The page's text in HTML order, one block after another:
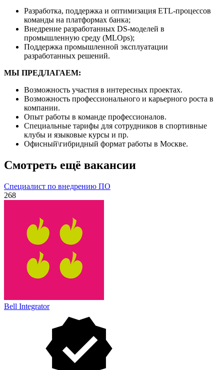
Разработка, поддержка и оптимизация ETL-процессов
команды на платформах банка;
Внедрение разработанных DS-моделей в
промышленную среду (MLOps);
Поддержка промышленной эксплуатации
разработанных решений.
МЫ ПРЕДЛАГАЕМ:
Возможность участия в интересных проектах.
Возможность профессионального и карьерного роста в
компании.
Опыт работы в команде профессионалов.
Специальные тарифы для сотрудников в спортивные
клубы и языковые курсы и пр.
Офисный\гибридный формат работы в Москве.
Смотреть ещё вакансии
Специалист по внедрению ПО
268
Bell Integrator